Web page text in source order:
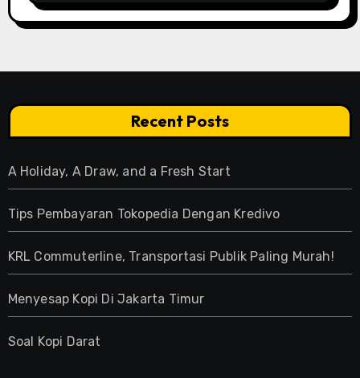
Recent Posts
A Holiday, A Draw, and a Fresh Start
Tips Pembayaran Tokopedia Dengan Kredivo
KRL Commuterline, Transportasi Publik Paling Murah!
Menyesap Kopi Di Jakarta Timur
Soal Kopi Darat